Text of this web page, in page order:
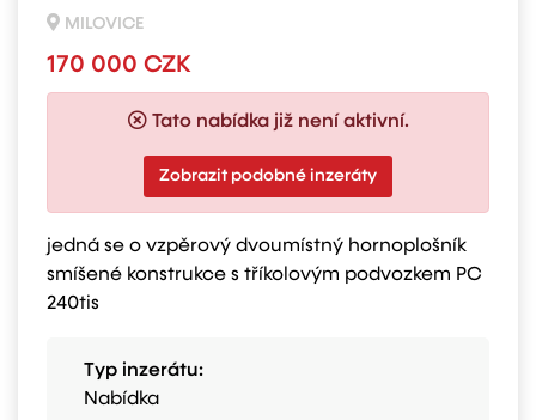
MILOVICE
170 000 CZK
Tato nabídka již není aktivní.
Zobrazit podobné inzeráty
jedná se o vzpěrový dvoumístný hornoplošník
smíšené konstrukce s tříkolovým podvozkem PC
240tis
Typ inzerátu:
Nabídka